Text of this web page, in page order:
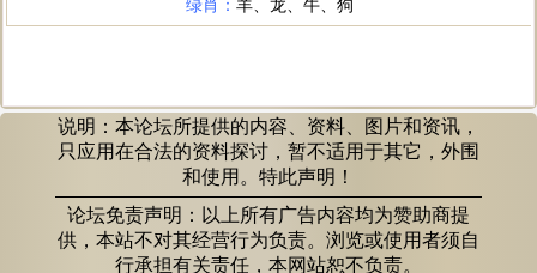
说明：本论坛所提供的内容、资料、图片和资讯，
只应用在合法的资料探讨，暂不适用于其它，外围
和使用。特此声明！
论坛免责声明：以上所有广告内容均为赞助商提
供，本站不对其经营行为负责。浏览或使用者须自
行承担有关责任，本网站恕不负责。